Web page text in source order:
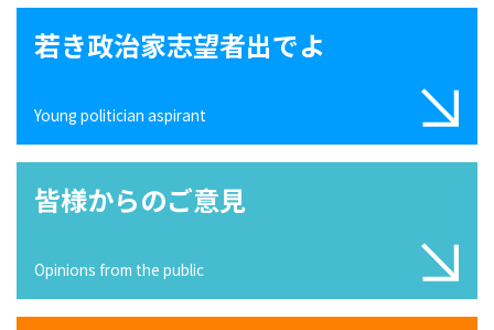
若き政治家志望者出でよ
Young politician aspirant
皆様からのご意見
Opinions from the public